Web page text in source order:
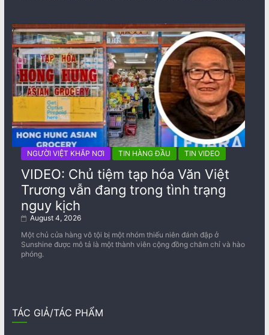
NGƯỜI VIỆT KHẮP NƠI TIN HÀNG ĐẦU TIN VIDEO
VIDEO: Chủ tiệm tạp hóa Văn Việt
Trương vẫn đang trong tình trạng
nguy kịch
August 4, 2026
Một chủ cửa hàng vô tội bị một nhóm thiếu niên đánh đập ở
Sunshine được mô tả là một thành viên cộng đồng chăm chỉ và hào
phóng.
TÁC GIẢ/TÁC PHẨM